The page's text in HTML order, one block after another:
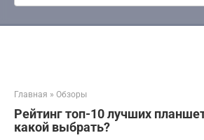
Главная » Обзоры
Рейтинг топ-10 лучших
какой выбрать?